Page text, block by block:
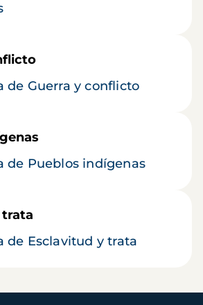
de Guerra y conflicto
de Pueblos indígenas
trata
de Esclavitud y trata